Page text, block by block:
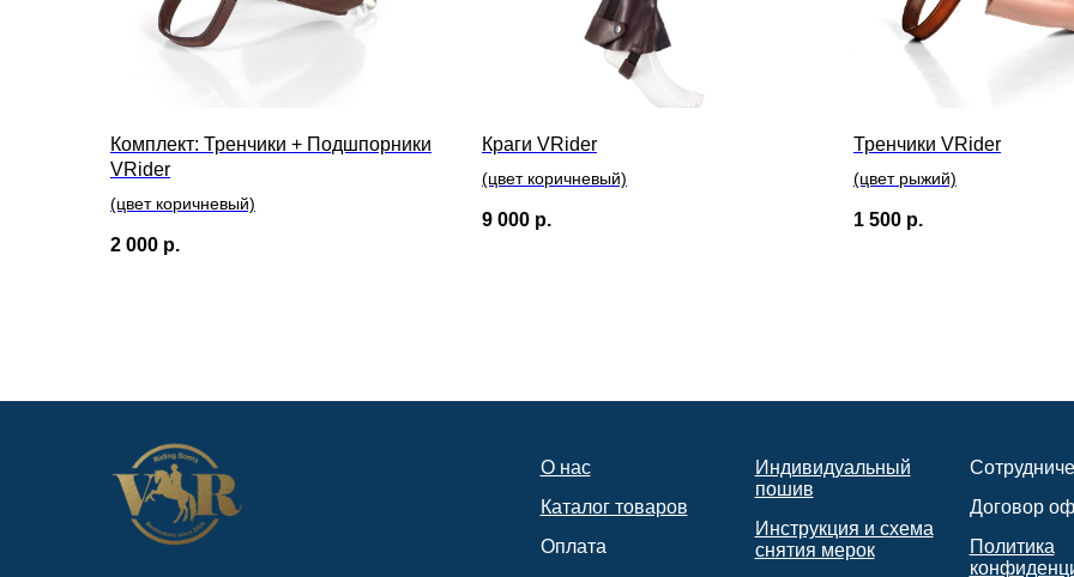
Комплект: Тренчики + Подшпорники
VRider
(цвет коричневый)
2 000 р.
Краги VRider
(цвет коричневый)
9 000 р.
Тренчики VRider
(цвет рыжий)
1 500 р.
О нас
Каталог товаров
Оплата
Индивидуальный
пошив
Инструкция и схема
снятия мерок
Договор
Политика